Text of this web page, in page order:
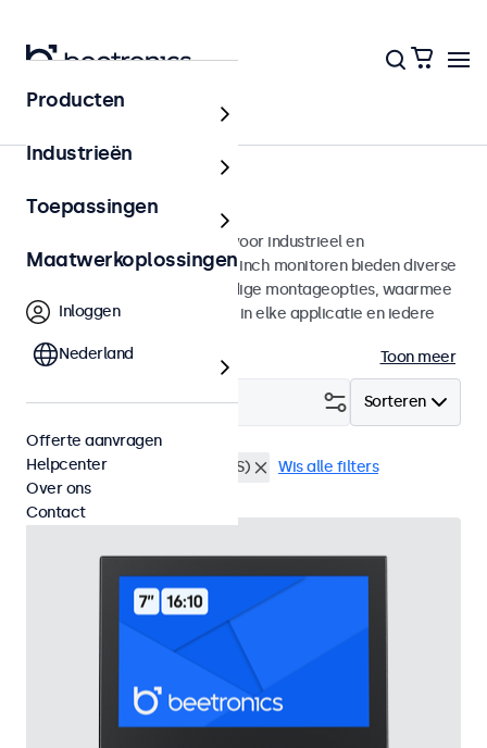
Monitoren
7 inch monitoren
7 inch monitoren ontworpen voor industrieel en
commercieel gebruik. Deze 7 inch monitoren bieden diverse
videoaansluitingen en veelzijdige montageopties, waarmee
ze naadloos te integreren zijn in elke applicatie en iedere
Toon meer
Sorteren
Filter (1)
7 inch monitoren BNC (CVBS) Wis alle filters
Producten
Industrieën
Toepassingen
Maatwerkoplossingen
Inloggen
Nederland
Offerte aanvragen
Helpcenter
Over ons
Contact